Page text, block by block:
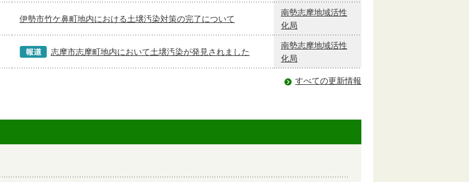
伊勢市竹ケ鼻町地内における土壌汚染対策の完了について
南勢志摩地域活性
化局
志摩市志摩町地内において土壌汚染が発見されました
南勢志摩地域活性
化局
すべての更新情報